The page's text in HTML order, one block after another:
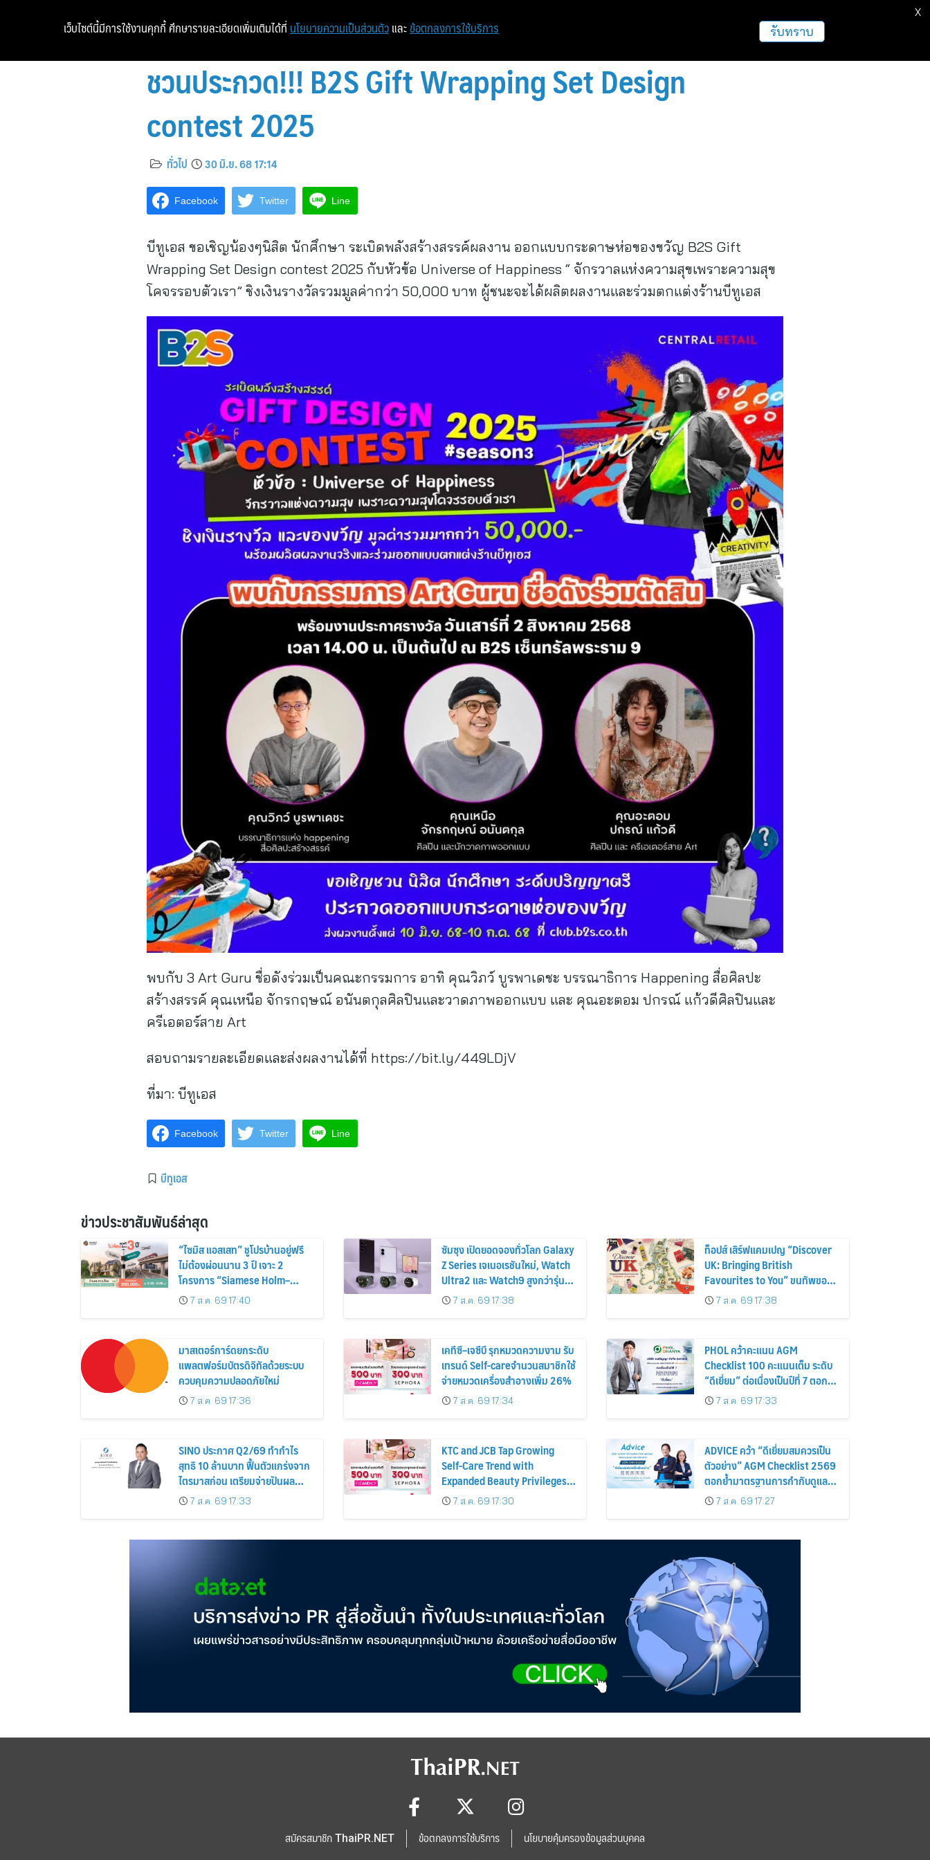
หน้าแรก ท่องเที่ยว ฝากข่าวประชาสัมพันธ์
ชวนประกวด!!! B2S Gift Wrapping Set Design
contest​ 2025
ทั่วไป 30 มิ.ย. 68 17:14
Facebook Twitter Line
บีทูเอส ขอเชิญน้องๆนิสิต นักศึกษา ระเบิดพลังสร้างสรรค์ผลงาน ออกแบบกระดาษห่อของขวัญ B2S Gift
Wrapping Set Design contest​ 2025 กับหัวข้อ Universe of Happiness “ จักรวาลแห่งความสุขเพราะความสุข
โคจรรอบตัวเรา” ชิงเงินรางวัลรวมมูลค่ากว่า 50,000 บาท ผู้ชนะจะได้ผลิตผลงานและร่วมตกแต่งร้านบีทูเอส
พบกับ 3 Art Guru ชื่อดังร่วมเป็นคณะกรรมการ อาทิ คุณวิภว์ บูรพาเดชะ บรรณาธิการ Happening สื่อศิลปะ
สร้างสรรค์ คุณเหนือ จักรกฤษณ์ อนันตกุลศิลปินและวาดภาพออกแบบ และ คุณอะตอม ปกรณ์ แก้วดีศิลปินและ
ครีเอตอร์สาย Art
สอบถามรายละเอียดและส่งผลงานได้ที่ https://bit.ly/449LDjV
ที่มา: บีทูเอส
Facebook Twitter Line
บีทูเอส
ข่าวประชาสัมพันธ์ล่าสุด
“ไซมิส แอสเสท” ชูโปรบ้านอยู่ฟรี
ไม่ต้องผ่อนนาน 3 ปี เจาะ 2
โครงการ “Siamese Holm–
Siamese Blossom” พร้อม
ส่วนลดและสิทธิพิเศษถึง 31
7 ส.ค. 69 17:40
ซัมซุง เปิดยอดจองทั่วโลก Galaxy
Z Series เจเนอเรชันใหม่, Watch
Ultra2 และ Watch9 สูงกว่ารุ่น
ก่อนหน้ากว่า 30%
7 ส.ค. 69 17:38
ท็อปส์ เสิร์ฟแคมเปญ “Discover
UK: Bringing British
Favourites to You” ขนทัพของ
อร่อยและไอเท็มฮิตจากสหราช
อาณาจักร ส่งตรงถึงมือตั้งแต่วัน
7 ส.ค. 69 17:38
มาสเตอร์การ์ดยกระดับ
แพลตฟอร์มบัตรดิจิทัลด้วยระบบ
ควบคุมความปลอดภัยใหม่
7 ส.ค. 69 17:36
เคทีซี–เจซีบี รุกหมวดความงาม รับ
เทรนด์ Self-careจำนวนสมาชิกใช้
จ่ายหมวดเครื่องสำอางเพิ่ม 26%
7 ส.ค. 69 17:34
PHOL คว้าคะแนน AGM
Checklist 100 คะแนนเต็ม ระดับ
“ดีเยี่ยม” ต่อเนื่องเป็นปีที่ 7 ตอกย้ำ
การดำเนินธุรกิจตามหลักธรรมาภิ
บาล โปร่งใส สร้างความเชื่อมั่นผู้
7 ส.ค. 69 17:33
SINO ประกาศ Q2/69 ทำกำไร
สุทธิ 10 ล้านบาท ฟื้นตัวแกร่งจาก
ไตรมาสก่อน เตรียมจ่ายปันผล
ระหว่างกาล 0.014423 บาทต่อหุ้น
ครึ่งปีหลังมุ่งเติบโตต่อเนื่อง
7 ส.ค. 69 17:33
KTC and JCB Tap Growing
Self-Care Trend with
Expanded Beauty Privileges
Number of KTC JCB
Cardmembers Spending on
7 ส.ค. 69 17:30
ADVICE คว้า “ดีเยี่ยมสมควรเป็น
ตัวอย่าง” AGM Checklist 2569
ตอกย้ำมาตรฐานการกำกับดูแล
กิจการที่ดี
7 ส.ค. 69 17:27
สมัครสมาชิก ThaiPR.NET ข้อตกลงการใช้บริการ นโยบายคุ้มครองข้อมูลส่วนบุคคล
เว็บไซต์นี้มีการใช้งานคุกกี้ ศึกษารายละเอียดเพิ่มเติมได้ที่ นโยบายความเป็นส่วนตัว และ ข้อตกลงการใช้บริการ รับทราบ
X